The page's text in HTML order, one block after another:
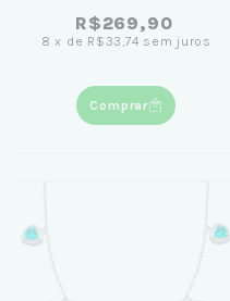
R$269,90
8 x de R$33,74 sem juros
Comprar